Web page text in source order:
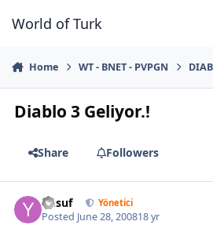
World of Turk
Home WT - BNET - PVPGN
Diablo 3 Geliyor.!
Share Followers
Yusuf Yönetici
Posted June 28, 200818 yr